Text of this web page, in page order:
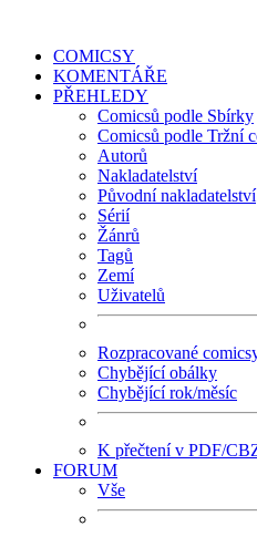
COMICSY
KOMENTÁŘE
PŘEHLEDY
Comicsů podle Sbírky
Comicsů podle Tržní
Autorů
Nakladatelství
Původní nakladatelství
Sérií
Žánrů
Tagů
Zemí
Uživatelů
Rozpracované
Chybějící obálky
Chybějící rok/měsíc
K přečtení v PDF/
FORUM
Vše